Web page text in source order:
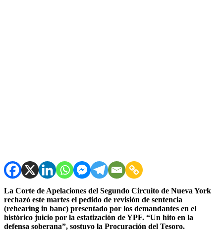
La Corte de Apelaciones del Segundo Circuito de Nueva York
rechazó este martes el pedido de revisión de sentencia
(rehearing in banc) presentado por los demandantes en el
histórico juicio por la estatización de YPF. “Un hito en la
defensa soberana”, sostuvo la Procuración del Tesoro.